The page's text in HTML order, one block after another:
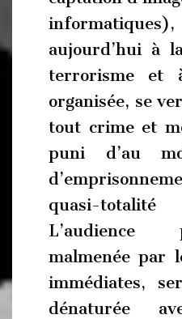
aujourd’hui à
terrorisme et
organisée, se
tout crime et
puni d’au
quasi-
L’audience
malmenée par
immédiates,
dénaturée